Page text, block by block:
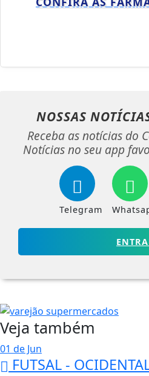
NOSSAS
Receba as notícias do
Notícias no seu app
Telegram
Veja também
01 de Jun
FUTSAL -